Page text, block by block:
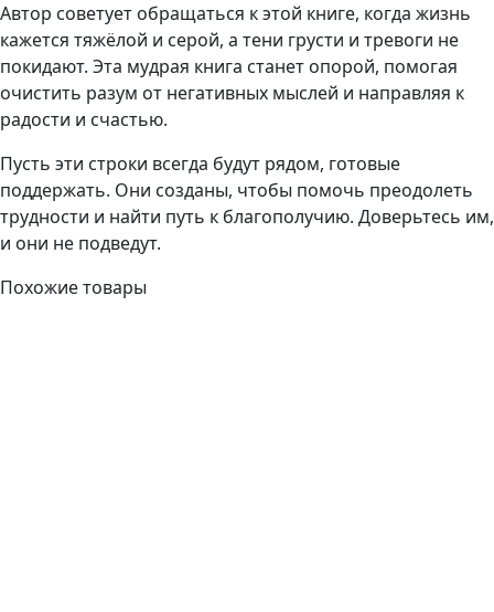
Автор советует обращаться к этой книге, когда жизнь
кажется тяжёлой и серой, а тени грусти и тревоги не
покидают. Эта мудрая книга станет опорой, помогая
очистить разум от негативных мыслей и направляя к
радости и счастью.
Пусть эти строки всегда будут рядом, готовые
поддержать. Они созданы, чтобы помочь преодолеть
трудности и найти путь к благополучию. Доверьтесь им,
и они не подведут.
Похожие товары